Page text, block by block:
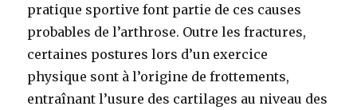
pratique sportive font partie de ces causes
probables de l’arthrose. Outre les fractures,
certaines postures lors d’un exercice
physique sont à l’origine de frottements,
entraînant l’usure des cartilages au niveau des